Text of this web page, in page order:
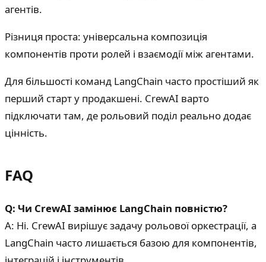
агентів.
Різниця проста: універсальна композиція
компонентів проти ролей і взаємодії між агентами.
Для більшості команд LangChain часто простіший як
перший старт у продакшені. CrewAI варто
підключати там, де рольовий поділ реально додає
цінність.
FAQ
Q: Чи CrewAI замінює LangChain повністю?
A: Ні. CrewAI вирішує задачу рольової оркестрації, а
LangChain часто лишається базою для компонентів,